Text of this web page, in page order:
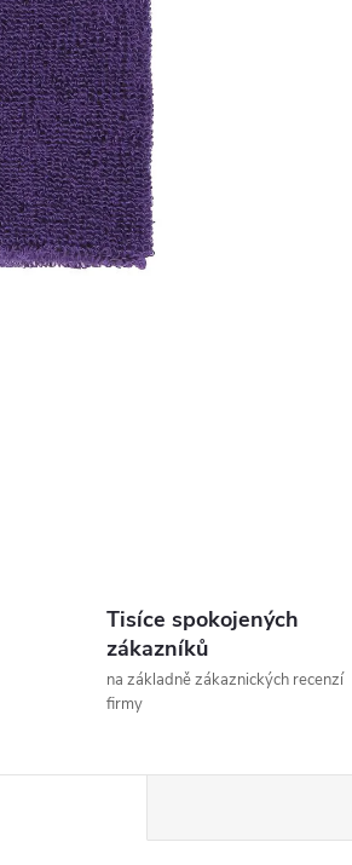
Tisíce spokojených
zákazníků
na základně zákaznických recenzí
firmy